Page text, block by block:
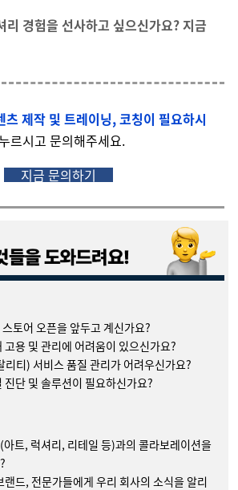
리 경험을 선사하고 싶으신가요? 지금
츠 제작 및 트레이닝, 코칭이 필요하시
르시고 문의해주세요.
지금 문의하기
토어 오픈을 앞두고 계신가요?
고용 및 관리에 어려움이 있으신가요?
티) 서비스 품질 관리가 어려우신가요?
진단 및 솔루션이 필요하신가요?
트, 럭셔리, 리테일 등)과의 콜라보레이션을
랜드, 전문가들에게 우리 회사의 소식을 알리